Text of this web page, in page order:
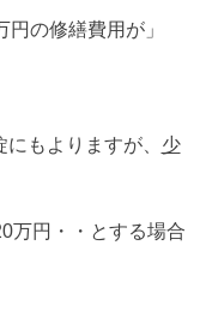
の修繕費用が」
もよりますが、 少
万円・・とする場合